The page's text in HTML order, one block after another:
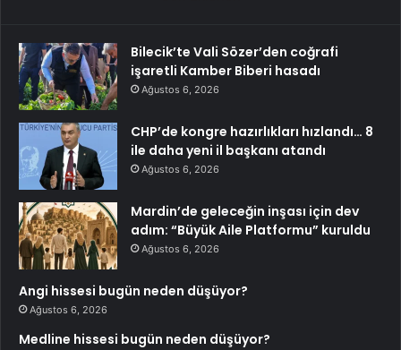
Bilecik’te Vali Sözer’den coğrafi
işaretli Kamber Biberi hasadı
Ağustos 6, 2026
CHP’de kongre hazırlıkları hızlandı… 8
ile daha yeni il başkanı atandı
Ağustos 6, 2026
Mardin’de geleceğin inşası için dev
adım: “Büyük Aile Platformu” kuruldu
Ağustos 6, 2026
Angi hissesi bugün neden düşüyor?
Ağustos 6, 2026
Medline hissesi bugün neden düşüyor?